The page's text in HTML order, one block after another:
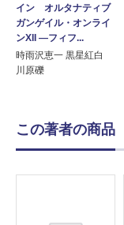
イン オルタナティブ
ガンゲイル・オンライ
ンXII ―フィフ...
時雨沢恵一 黒星紅白
川原礫
この著者の商品